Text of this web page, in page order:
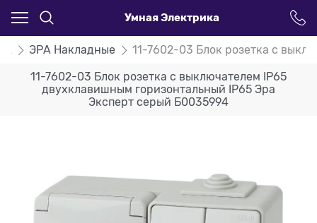
Умная Электрика
ЭРА Накладные 11-7602-03 Блок розетка с
11-7602-03 Блок розетка с выключателем IP65
двухклавишным горизонтальный IP65 Эра
Эксперт серый Б0035994